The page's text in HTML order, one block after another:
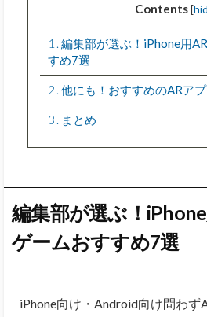
Contents [
1
編集部が選ぶ！iPhone用
すめ7選
2 他にも！おすすめのARア
3 まとめ
編集部が選ぶ！
ゲームおすすめ7選
iPhone向け・Android向け問わず